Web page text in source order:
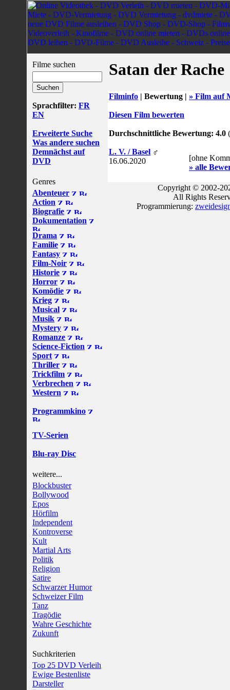
Filme suchen
Sprachfilter: FR
EN
Erweiterte Suche
Was andere suchen
Demnächst auf
DVD
Genres
Abenteuer
Action
Biografie
Dokumentation
Drama
Familie
Fantasy
Film-Noir
Historie
Horror
Komödie
Krieg
Musical
Musik
Mystery
Romanze
Science-Fiction
Sport
Thriller
Trickfilm
Verbrechen
Western
Programmkino
TV-Serien
Blu-ray Disc
weitere...
Blockbuster
Bollywood
Epos
Hörfilm
Independent
Kontroverse
Kult
Martial Arts
Politik
Religion
Satire
Schwarzer Humor
Schweizer Film
Tanz
Tragödie
Wahre Geschichte
Zukunft
Suchkriterien
Top 25 DVD Verleih
Ewige Bestenliste
Darsteller
Satan der Rache
Filminfo | Bewertung | » Film auf
Diesen Film bewerten
Durchschnittliche Bewertung: 4.0
L. V. / Basel ♂
16.06.2020
[ohne
» alle
Copyright © 2002-
All Rights
Programmierung: